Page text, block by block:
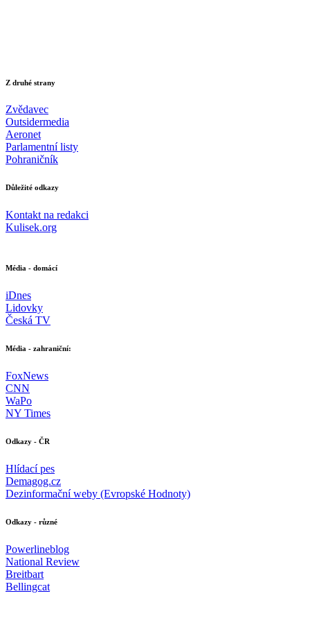
Z druhé strany
Zvědavec
Outsidermedia
Aeronet
Parlamentní listy
Pohraničník
Důležité odkazy
Kontakt na redakci
Kulisek.org
Média - domácí
iDnes
Lidovky
Česká TV
Média - zahraniční:
FoxNews
CNN
WaPo
NY Times
Odkazy - ČR
Hlídací pes
Demagog.cz
Dezinformační weby (Evropské Hodnoty)
Odkazy - různé
Powerlineblog
National Review
Breitbart
Bellingcat